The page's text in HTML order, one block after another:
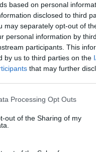
based on personal
disclosed to third
may separately opt-out of
personal information by
participants. This
by us to third parties on the
that may further
this website/app uses one or
visit or usage behaviour.
to Google and its third-
below specified purposes in
Processing Opt Outs
out of the Sharing of my